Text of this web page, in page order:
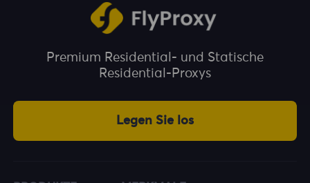
Premium Residential- und Statische
Residential-Proxys
Legen Sie los